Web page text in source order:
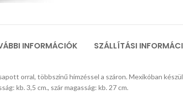
INFORMÁCIÓK SZÁLLÍTÁSI
orral, többszínű hímzéssel a száron. Mexikóban
kb. 3,5 cm., szár magasság: kb. 27 cm.